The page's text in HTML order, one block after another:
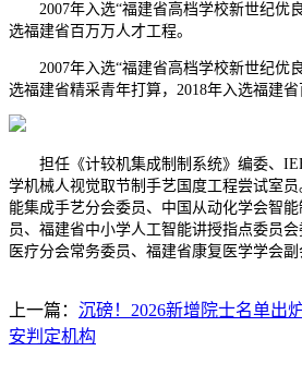
2007年入选“福建省高档学校新世纪优良
选福建省百万万人才工程。
2007年入选“福建省高档学校新世纪优良
选福建省精采青年打算，2018年入选福建省
担任《计较机集成制制系统》编委、
学机械人视觉取节制手艺国度工程尝试室
能集成手艺分会委员、中国从动化学会智
员、福建省中小学人工智能讲授指点委员
医疗分会常务委员、福建省康复医学学会副
上一篇： 沉磅！2026新增院士名单出
安判定机构